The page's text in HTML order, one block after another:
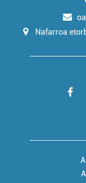
Nafarroa